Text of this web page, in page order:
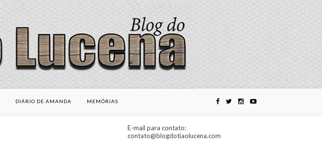
DIÁRIO DE AMANDA MEMÓRIAS
E-mail para contato:
contato@blogdotiaolucena.com